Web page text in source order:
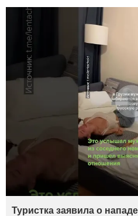
Туристка заявила о